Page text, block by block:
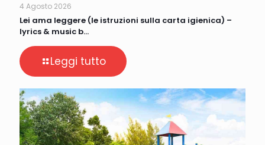
4 Agosto 2026
Lei ama leggere (le istruzioni sulla carta igienica) –
lyrics & music b…
Leggi tutto